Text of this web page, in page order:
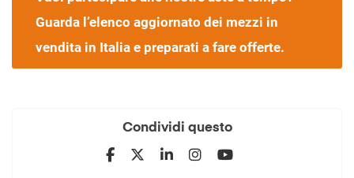
Guarda l’elenco aggiornato dei mezzi in
vendita in Italia e preparati a fare offerte.
Condividi questo